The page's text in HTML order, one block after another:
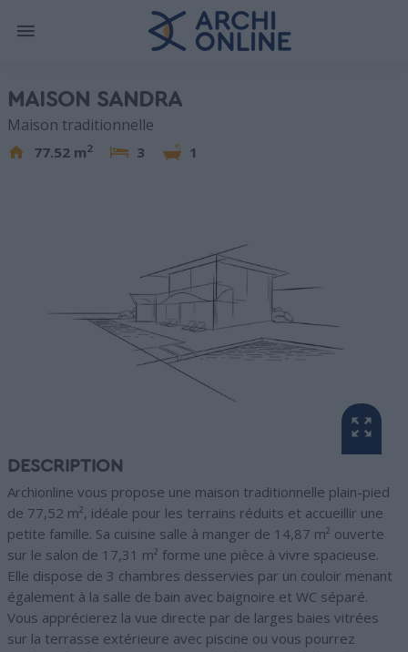
MAISON SANDRA
Maison traditionnelle
77.52 m2 3 1
DESCRIPTION
Archionline vous propose une maison traditionnelle plain-pied
de 77,52 m², idéale pour les terrains réduits et accueillir une
petite famille. Sa cuisine salle à manger de 14,87 m² ouverte
sur le salon de 17,31 m² forme une pièce à vivre spacieuse.
Elle dispose de 3 chambres desservies par un couloir menant
également à la salle de bain avec baignoire et WC séparé.
Vous apprécierez la vue directe par de larges baies vitrées
sur la terrasse extérieure avec piscine ou vous pourrez